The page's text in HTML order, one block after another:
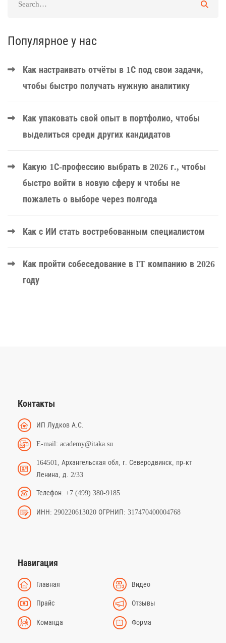
Популярное у нас
Как настраивать отчёты в 1С под свои задачи,
чтобы быстро получать нужную аналитику
Как упаковать свой опыт в портфолио, чтобы
выделиться среди других кандидатов
Какую 1С-профессию выбрать в 2026 г., чтобы
быстро войти в новую сферу и чтобы не
пожалеть о выборе через полгода
Как с ИИ стать востребованным специалистом
Как пройти собеседование в IT компанию в 2026
году
Контакты
ИП Лудков А.С.
E-mail: academy@itaka.su
164501, Архангельская обл, г. Северодвинск, пр-кт
Ленина, д. 2/33
Телефон: +7 (499) 380-9185
ИНН: 290220613020 ОГРНИП: 317470400004768
Навигация
Главная Видео
Прайс Отзывы
Команда Форма